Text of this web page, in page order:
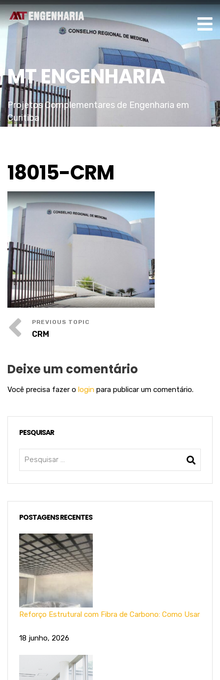
MT ENGENHARIA
Projetos Complementares de Engenharia em
Curitiba
18015-CRM
CRM
Deixe um comentário
Você precisa fazer o login para publicar um comentário.
PESQUISAR
POSTAGENS RECENTES
Reforço Estrutural com Fibra de Carbono: Como Usar
18 junho, 2026